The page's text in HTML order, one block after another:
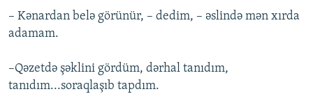
– Kənardan belə görünür, – dedim, – əslində mən xırda
adamam.
–Qəzetdə şəklini gördüm, dərhal tanıdım,
tanıdım...soraqlaşıb tapdım.